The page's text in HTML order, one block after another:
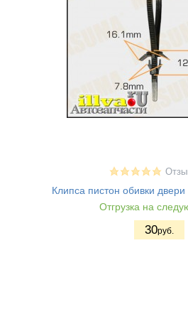
Клипса пистон обивки
Отгрузка на
30руб.